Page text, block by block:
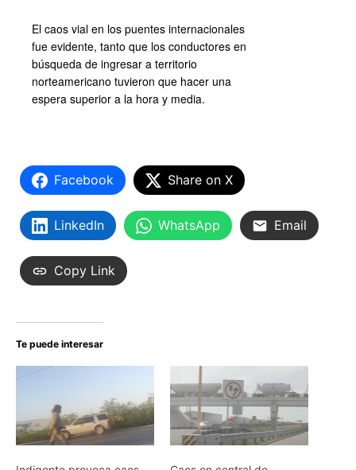
El caos vial en los puentes internacionales
fue evidente, tanto que los conductores en
búsqueda de ingresar a territorio
norteamericano tuvieron que hacer una
espera superior a la hora y media.
Facebook Share on X
LinkedIn WhatsApp Email
Copy Link
Te puede interesar